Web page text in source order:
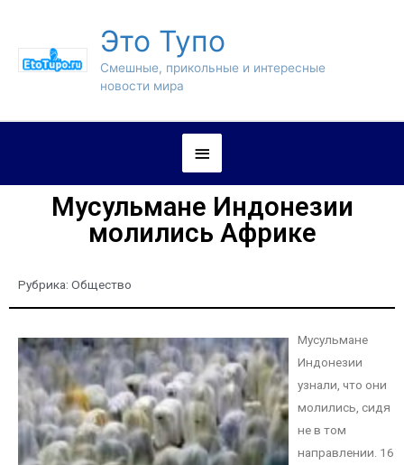
Это Тупо
Смешные, прикольные и интересные
новости мира
Мусульмане Индонезии
молились Африке
Рубрика: Общество
Мусульмане
Индонезии
узнали, что они
молились, сидя
не в том
направлении. 16